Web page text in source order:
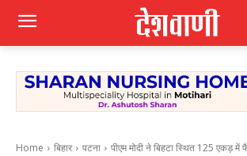
Home बिहार पटना पीएम मोदी ने बिहटा स्थित 125 एकड़